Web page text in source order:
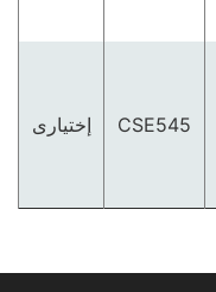
CSE545 إختيارى